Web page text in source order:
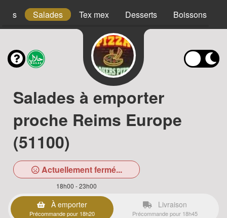
Salades Tex mex Desserts Boissons
Salades à emporter
proche Reims Europe
(51100)
Actuellement fermé...
18h00 - 23h00
À emporter
Précommande pour 18h20
Livraison
Précommande pour 18h45